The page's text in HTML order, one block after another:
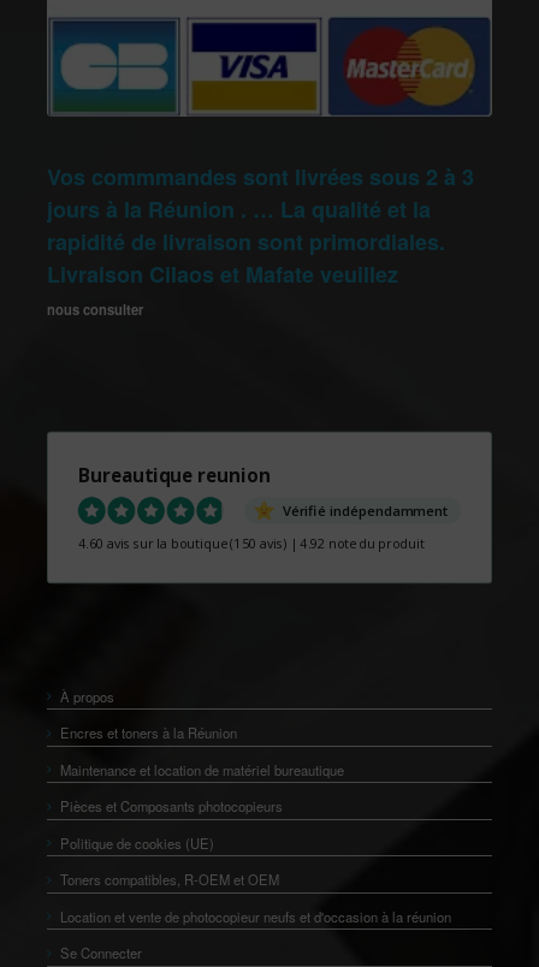
Vos commmandes sont livrées sous 2 à 3
jours à la Réunion . … La qualité et la
rapidité de livraison sont primordiales.
Livraison Cilaos et Mafate veuillez
nous consulter
Bureautique reunion
Vérifié indépendamment
4.60 avis sur la boutique(150 avis) |4.92 note du produit
À propos
Encres et toners à la Réunion
Maintenance et location de matériel bureautique
Pièces et Composants photocopieurs
Politique de cookies (UE)
Toners compatibles, R-OEM et OEM
Location et vente de photocopieur neufs et d'occasion à la réunion
Se Connecter